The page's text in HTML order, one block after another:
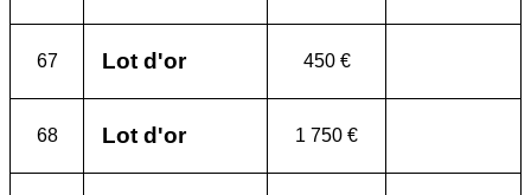
67 Lot d'or 450 €
68 Lot d'or 1 750 €